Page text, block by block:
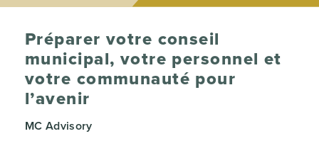
Préparer votre conseil
municipal, votre personnel et
votre communauté pour
l’avenir
MC Advisory